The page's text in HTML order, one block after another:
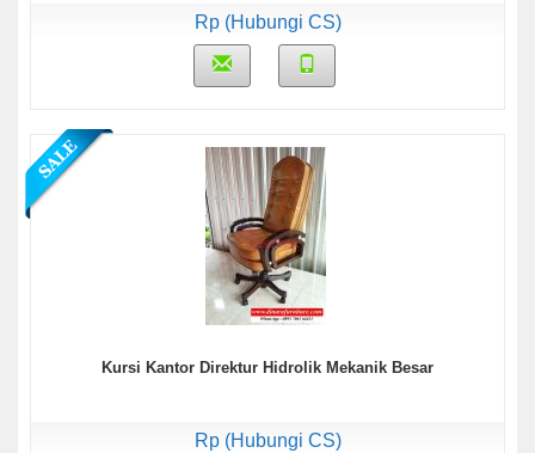
Rp (Hubungi CS)
Kursi Kantor Direktur Hidrolik Mekanik Besar
Rp (Hubungi CS)